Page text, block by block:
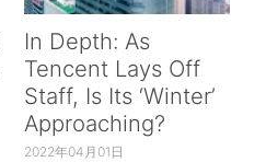
In Depth: As
Tencent Lays Off
Staff, Is Its ‘Winter’
Approaching?
2022年04月01日